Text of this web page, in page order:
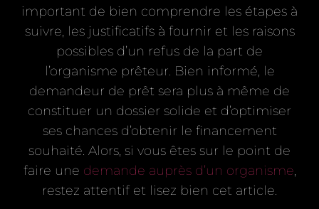
important de bien comprendre les étapes à
suivre, les justificatifs à fournir et les raisons
possibles d’un refus de la part de
l’organisme prêteur. Bien informé, le
demandeur de prêt sera plus à même de
constituer un dossier solide et d’optimiser
ses chances d’obtenir le financement
souhaité. Alors, si vous êtes sur le point de
faire une demande auprès d’un organisme,
restez attentif et lisez bien cet article.